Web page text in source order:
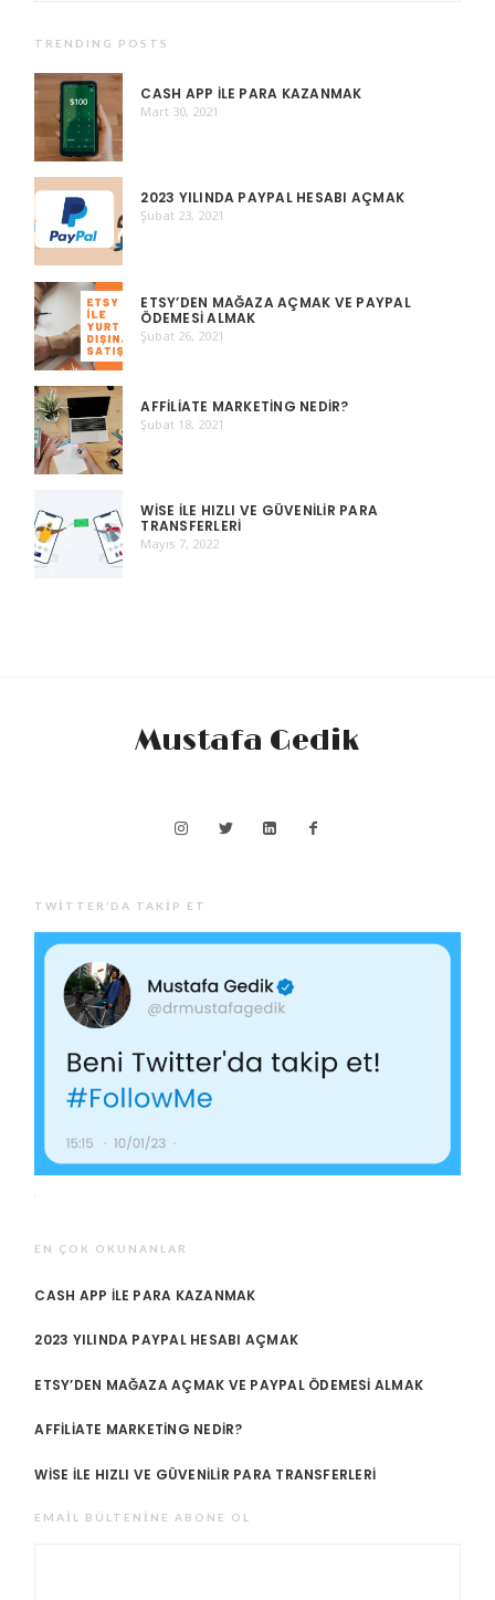
TRENDING POSTS
CASH APP ILE PARA KAZANMAK
Mart 30, 2021
2023 YILINDA PAYPAL HESABI AÇMAK
Şubat 23, 2021
ETSY’DEN MAĞAZA AÇMAK VE PAYPAL
ÖDEMESI ALMAK
Şubat 26, 2021
AFFILIATE MARKETING NEDIR?
Şubat 18, 2021
WISE ILE HIZLI VE GÜVENILIR PARA
TRANSFERLERI
Mayıs 7, 2022
Mustafa Gedik
TWITTER’DA TAKIP ET
EN ÇOK OKUNANLAR
CASH APP ILE PARA KAZANMAK
2023 YILINDA PAYPAL HESABI AÇMAK
ETSY’DEN MAĞAZA AÇMAK VE PAYPAL ÖDEMESI ALMAK
AFFILIATE MARKETING NEDIR?
WISE ILE HIZLI VE GÜVENILIR PARA TRANSFERLERI
EMAIL BÜLTENINE ABONE OL